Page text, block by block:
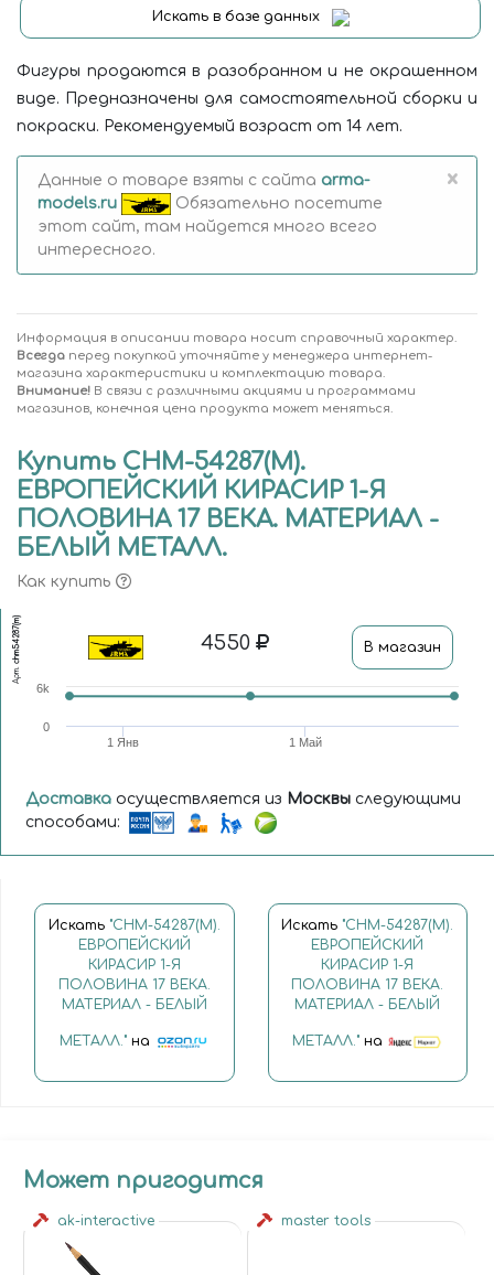
Искать в базе данных
Фигуры продаются в разобранном и не окрашенном
виде. Предназначены для самостоятельной сборки и
покраски. Рекомендуемый возраст от 14 лет.
Данные о товаре взяты с сайта arma-
models.ru
Обязательно посетите
этот сайт, там найдется много всего
интересного.
×
Информация в описании товара носит справочный характер.
Всегда перед покупкой уточняйте у менеджера интернет-
магазина характеристики и комплектацию товара.
Внимание! В связи с различными акциями и программами
магазинов, конечная цена продукта может меняться.
Купить CHM-54287(M).
ЕВРОПЕЙСКИЙ КИРАСИР 1-Я
ПОЛОВИНА 17 ВЕКА. МАТЕРИАЛ -
БЕЛЫЙ МЕТАЛЛ.
Как купить
Арт.
chm54287(m) 4550 В магазин
1 Янв 1 Май
0
6k
Доставка осуществляется из Москвы следующими
способами:
Искать "CHM-54287(M).
ЕВРОПЕЙСКИЙ
КИРАСИР 1-Я
ПОЛОВИНА 17 ВЕКА.
МАТЕРИАЛ - БЕЛЫЙ
МЕТАЛЛ."на
Искать "CHM-54287(M).
ЕВРОПЕЙСКИЙ
КИРАСИР 1-Я
ПОЛОВИНА 17 ВЕКА.
МАТЕРИАЛ - БЕЛЫЙ
МЕТАЛЛ." на
Может пригодится
ak-interactive master tools